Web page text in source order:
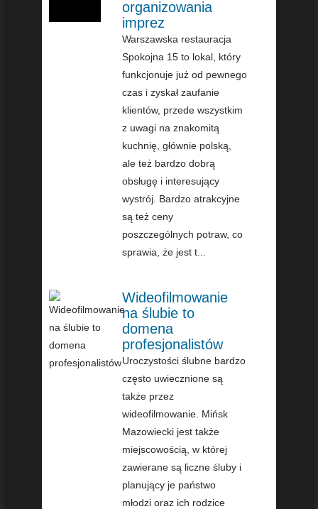
organizowania
imprez
Warszawska restauracja
Spokojna 15 to lokal, który
funkcjonuje już od pewnego
czas i zyskał zaufanie
klientów, przede wszystkim
z uwagi na znakomitą
kuchnię, głównie polską,
ale też bardzo dobrą
obsługę i interesujący
wystrój. Bardzo atrakcyjne
są też ceny
poszczególnych potraw, co
sprawia, że jest t...
Wideofilmowanie
na ślubie to
domena
profesjonalistów
Uroczystości ślubne bardzo
często uwiecznione są
także przez
wideofilmowanie. Mińsk
Mazowiecki jest także
miejscowością, w której
zawierane są liczne śluby i
planujący je państwo
młodzi oraz ich rodzice